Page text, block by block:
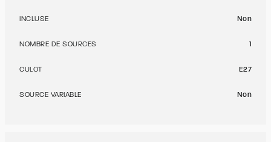
INCLUSE Non
NOMBRE DE SOURCES 1
CULOT E27
SOURCE VARIABLE Non